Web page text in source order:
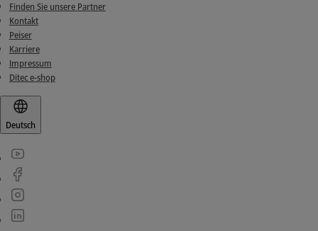
Finden Sie unsere Partner
Kontakt
Peiser
Karriere
Impressum
Ditec e-shop
Deutsch